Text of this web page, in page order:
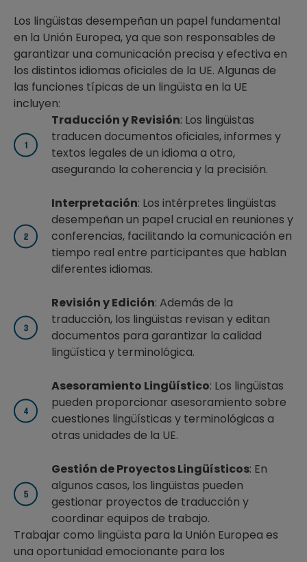
Los lingüistas desempeñan un papel fundamental
en la Unión Europea, ya que son responsables de
garantizar una comunicación precisa y efectiva en
los distintos idiomas oficiales de la UE. Algunas de
las funciones típicas de un lingüista en la UE
incluyen:
Traducción y Revisión: Los lingüistas
traducen documentos oficiales, informes y
textos legales de un idioma a otro,
asegurando la coherencia y la precisión.
Interpretación: Los intérpretes lingüistas
desempeñan un papel crucial en reuniones y
conferencias, facilitando la comunicación en
tiempo real entre participantes que hablan
diferentes idiomas.
Revisión y Edición: Además de la
traducción, los lingüistas revisan y editan
documentos para garantizar la calidad
lingüística y terminológica.
Asesoramiento Lingüístico: Los lingüistas
pueden proporcionar asesoramiento sobre
cuestiones lingüísticas y terminológicas a
otras unidades de la UE.
Gestión de Proyectos Lingüísticos: En
algunos casos, los lingüistas pueden
gestionar proyectos de traducción y
coordinar equipos de trabajo.
Trabajar como lingüista para la Unión Europea es
una oportunidad emocionante para los